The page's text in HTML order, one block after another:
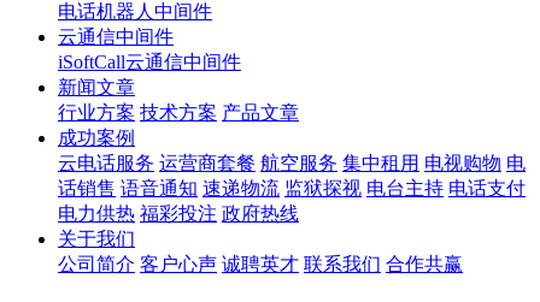
电话机器人中间件
云通信中间件
iSoftCall云通信中间件
新闻文章
行业方案 技术方案 产品文章
成功案例
云电话服务 运营商套餐 航空服务 集中租用 电视购物 电
话销售 语音通知 速递物流 监狱探视 电台主持 电话支付
电力供热 福彩投注 政府热线
关于我们
公司简介 客户心声 诚聘英才 联系我们 合作共赢